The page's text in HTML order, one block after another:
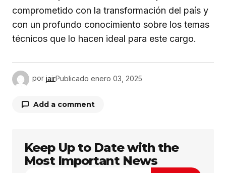
comprometido con la transformación del país y
con un profundo conocimiento sobre los temas
técnicos que lo hacen ideal para este cargo.
por jairPublicado enero 03, 2025
Add a comment
Tu dirección de correo electrónico no será
publicada. Los campos obligatorios están
marcados con *
Keep Up to Date with the
Most Important News